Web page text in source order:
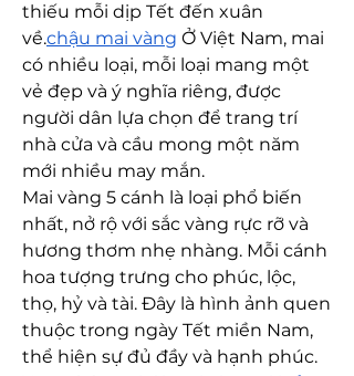
thiếu mỗi dịp Tết đến xuân
về.chậu mai vàng Ở Việt Nam, mai
có nhiều loại, mỗi loại mang một
vẻ đẹp và ý nghĩa riêng, được
người dân lựa chọn để trang trí
nhà cửa và cầu mong một năm
mới nhiều may mắn.
Mai vàng 5 cánh là loại phổ biến
nhất, nở rộ với sắc vàng rực rỡ và
hương thơm nhẹ nhàng. Mỗi cánh
hoa tượng trưng cho phúc, lộc,
thọ, hỷ và tài. Đây là hình ảnh quen
thuộc trong ngày Tết miền Nam,
thể hiện sự đủ đầy và hạnh phúc.